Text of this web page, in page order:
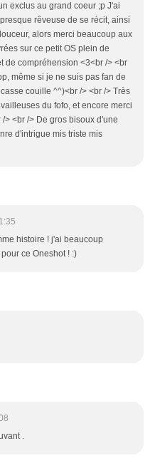
exclus au grand coeur ;p J'ai
rêveuse de se récit, ainsi
alors merci beaucoup aux
sur ce petit OS plein de
de compréhension <3<br /> <br
même si je ne suis pas fan de
couille ^^)<br /> <br /> Très
du fofo, et encore merci
> <br /> De gros bisoux d'une
d'intrigue mis triste mis
histoire ! j'ai beaucoup
ce Oneshot ! :)
.